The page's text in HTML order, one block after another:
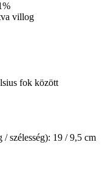
villog
fok között
/ szélesség): 19 / 9,5 cm